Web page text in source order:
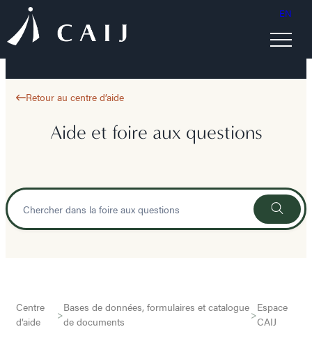
EN
Retour au centre d’aide
Aide et foire aux questions
Centre
d’aide
>
Bases de données, formulaires et catalogue
de documents
>
Espace
CAIJ